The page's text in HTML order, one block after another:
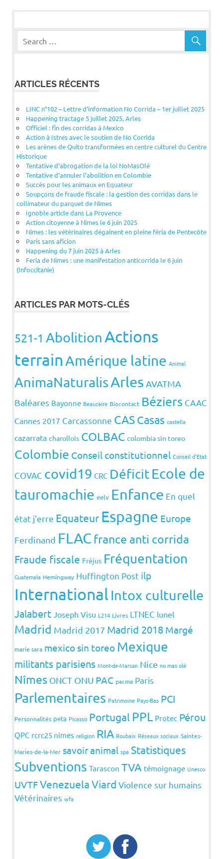
ARTICLES RÉCENTS
LINC n°102 – Lettre d’information No Corrida – 1er juillet 2025
Happening tractage 5 juillet 2025, Arles
Officiel : fin des corridas à Mexico
Action à Istres avec le soutien de No Corrida
Les arènes de Quito transformées en centre culturel du Centre
Historique
Tentative d’abrogation de la loi NoMasOlé
Tentative d’annuler l’abolition en Colombie
Succès pour les animaux en Equateur
Soupçons de fraude fiscale : la gestion des corridas dans le
collimateur du parquet de Nîmes
Ignoble article dans La Provence
Action citoyenne à Nîmes le 6 juin 2025
Nîmes : les vétérinaires dégainent en pleine féria de Pentecôte
Paris sans aficion
Happening du 7 juin 2025 à Arles
Feria de Nîmes : une manifestation anticorrida le 6 juin
(Infoccitanie)
ARTICLES PAR MOTS-CLÉS
521-1 AbolitionActions
terrainAmérique latine Animal
AnimaNaturalisArles AVATMA
Baléares Bayonne Beaucaire Biocontact Béziers CAAC
Cannes 2017 Carcassonne CASCasas castella
cazarrata charollois COLBAC colombia sin toreo
Colombie Conseil constitutionnel Conseil d'Etat
COVAC covid19 CRC DéficitEcole de
tauromachie eelv Enfance En quel
état j'erre Equateur Espagne Europe
Ferdinand FLAC france anti corrida
Fraude fiscale Fréjus Fréquentation
Guatemala Hemingway Huffington Post ilp
International Intox culturelle
Jalabert Joseph Visu L214 Livres LTNEC lunel
Madrid Madrid 2017 Madrid 2018 Margé
marie sara mexico sin toreo Mexique
militants parisiens Mont-de-Marsan Nice no mas olé
Nîmes ONCT ONU PAC pacma Paris
Parlementaires Patrimoine Pays-Bas PCI
Personnalités peta Picasso Portugal PPL Protec Pérou
QPC rcrc25 nimes religion RIA Roubaix Réseaux sociaux Saintes-
Maries-de-la-Mer savoir animal spa Statistiques
Subventions Tarascon TVA témoignage Unesco
UVTFVenezuelaViard Violence sur humains
Vétérinaires wfa